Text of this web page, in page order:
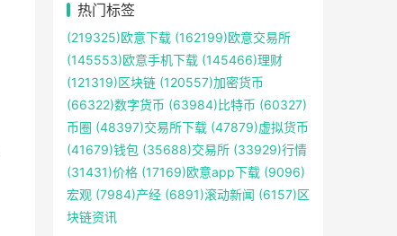
热门标签
(219325)欧意下载 (162199)欧意交易所
(145553)欧意手机下载 (145466)理财
(121319)区块链 (120557)加密货币
(66322)数字货币 (63984)比特币 (60327)
币圈 (48397)交易所下载 (47879)虚拟货币
(41679)钱包 (35688)交易所 (33929)行情
(31431)价格 (17169)欧意app下载 (9096)
宏观 (7984)产经 (6891)滚动新闻 (6157)区
块链资讯